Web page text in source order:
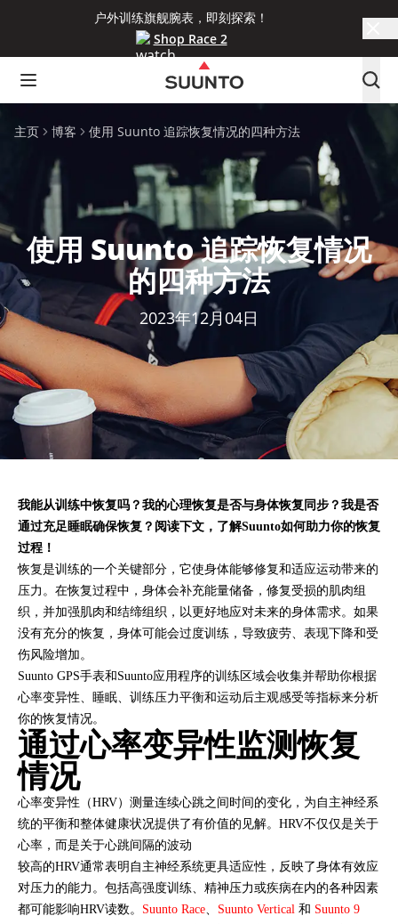
户外训练旗舰腕表，即刻探索！
Shop Race 2
主页 博客 使用 Suunto 追踪恢复情况的四种方法
使用 Suunto 追踪恢复情况
的四种方法
2023年12月04日
我能从训练中恢复吗？我的心理恢复是否与身体恢复同步？我是否
通过充足睡眠确保恢复？阅读下文，了解Suunto如何助力你的恢复
过程！
恢复是训练的一个关键部分，它使身体能够修复和适应运动带来的
压力。在恢复过程中，身体会补充能量储备，修复受损的肌肉组
织，并加强肌肉和结缔组织，以更好地应对未来的身体需求。如果
没有充分的恢复，身体可能会过度训练，导致疲劳、表现下降和受
伤风险增加。
Suunto GPS手表和Suunto应用程序的训练区域会收集并帮助你根据
心率变异性、睡眠、训练压力平衡和运动后主观感受等指标来分析
你的恢复情况。
通过心率变异性监测恢复
情况
心率变异性（HRV）测量连续心跳之间时间的变化，为自主神经系
统的平衡和整体健康状况提供了有价值的见解。HRV不仅仅是关于
心率，而是关于心跳间隔的波动
较高的HRV通常表明自主神经系统更具适应性，反映了身体有效应
对压力的能力。包括高强度训练、精神压力或疾病在内的各种因素
都可能影响HRV读数。 Suunto Race、 Suunto Vertical 和 Suunto 9